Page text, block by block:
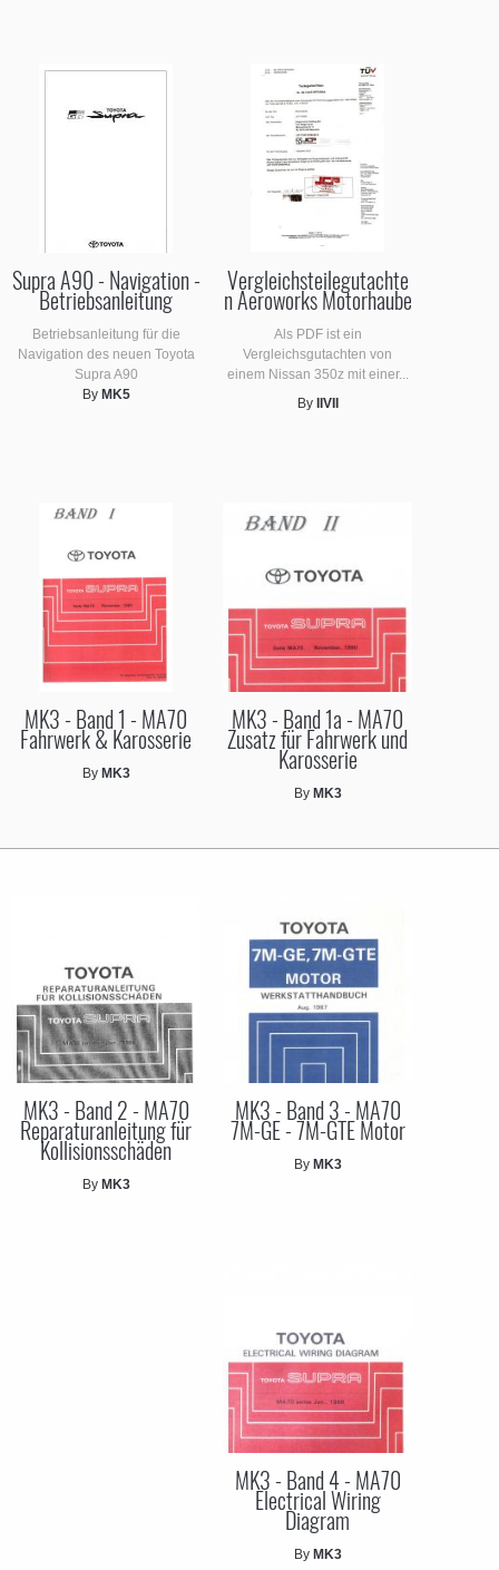
Supra A90 - Navigation -
Betriebsanleitung
Betriebsanleitung für die
Navigation des neuen Toyota
Supra A90
By MK5
Vergleichsteilegutachte
n Aeroworks Motorhaube
Als PDF ist ein
Vergleichsgutachten von
einem Nissan 350z mit einer...
By
IIVII
MK3 - Band 1 - MA70
Fahrwerk & Karosserie
By MK3
MK3 - Band 1a - MA70
Zusatz für Fahrwerk und
Karosserie
By MK3
MK3 - Band 2 - MA70
Reparaturanleitung für
Kollisionsschäden
By MK3
MK3 - Band 3 - MA70
7M-GE - 7M-GTE Motor
By MK3
MK3 - Band 4 - MA70
Electrical Wiring
Diagram
By MK3